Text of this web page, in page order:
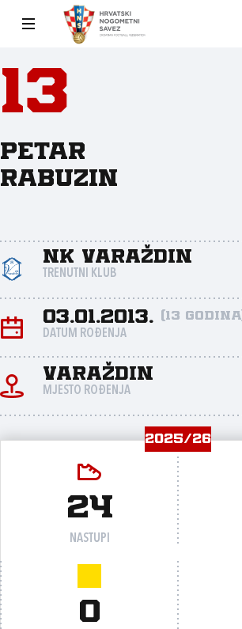
13
Petar
Rabuzin
NK Varaždin
TRENUTNI KLUB
03.01.2013. (13 godina)
DATUM ROĐENJA
Varaždin
MJESTO ROĐENJA
2025/26
24
NASTUPI
0